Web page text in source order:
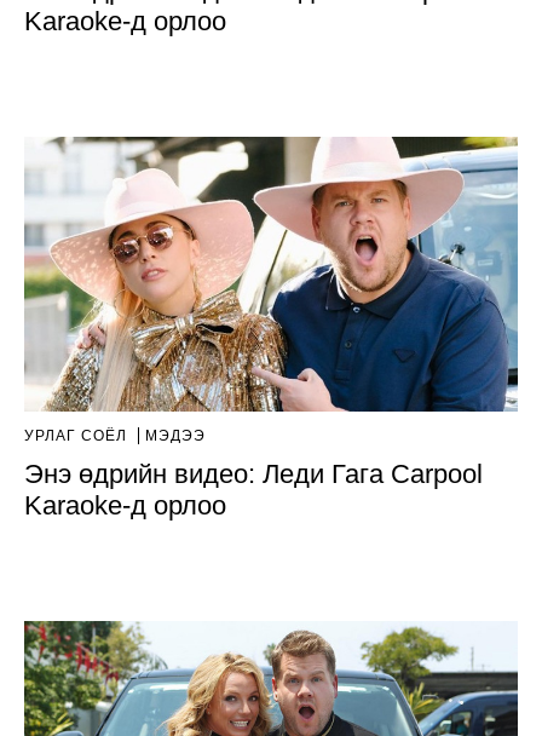
Karaoke-д орлоо
УРЛАГ СОЁЛ МЭДЭЭ
Энэ өдрийн видео: Леди Гага Carpool
Karaoke-д орлоо